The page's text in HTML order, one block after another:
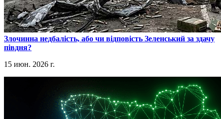
​Злочинна недбалість, або чи відповість Зеленський за здачу
півдня?
15 июн. 2026 г.